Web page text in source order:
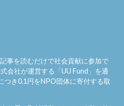
事を読むだけで社会貢献に参加で
会社が運営する「UU Fund 」を通
つき0.1円をNPO団体に寄付する取